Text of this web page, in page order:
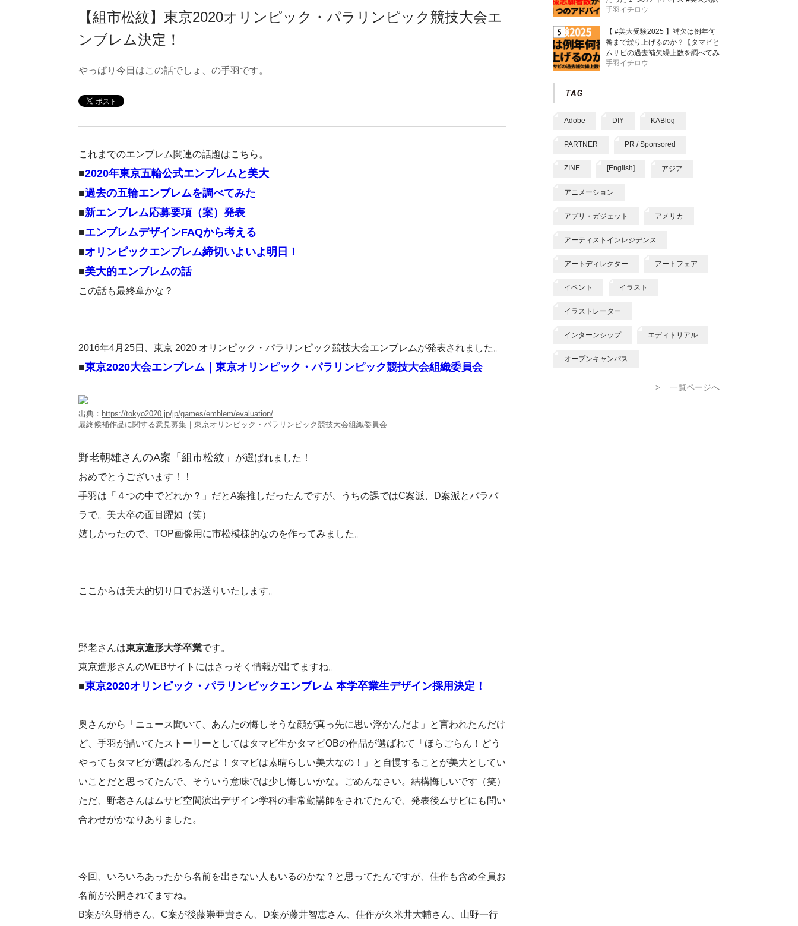
【組市松紋】東京2020オリンピック・パラリンピック競技大会エ
ンブレム決定！
やっぱり今日はこの話でしょ、の手羽です。
これまでのエンブレム関連の話題はこちら。
■2020年東京五輪公式エンブレムと美大
■過去の五輪エンブレムを調べてみた
■新エンブレム応募要項（案）発表
■エンブレムデザインFAQから考える
■オリンピックエンブレム締切いよいよ明日！
■美大的エンブレムの話
この話も最終章かな？
2016年4月25日、東京 2020 オリンピック・パラリンピック競技大会エンブレムが発表されました。
■東京2020大会エンブレム｜東京オリンピック・パラリンピック競技大会組織委員会
出典： https://tokyo2020.jp/jp/games/emblem/evaluation/
最終候補作品に関する意見募集｜東京オリンピック・パラリンピック競技大会組織委員会
野老朝雄さんのA案「組市松紋」
が選ばれました！
おめでとうございます！！
手羽は「４つの中でどれか？」だとA案推しだったんですが、うちの課ではC案派、D案派とバラバ
ラで。美大卒の面目躍如（笑）
嬉しかったので、TOP画像用に市松模様的なのを作ってみました。
ここからは美大的切り口でお送りいたします。
野老さんは東京造形大学卒業です。
東京造形さんのWEBサイトにはさっそく情報が出てますね。
■東京2020オリンピック・パラリンピックエンブレム 本学卒業生デザイン採用決定！
奥さんから「ニュース聞いて、あんたの悔しそうな顔が真っ先に思い浮かんだよ」と言われたんだけ
ど、手羽が描いてたストーリーとしてはタマビ生かタマビOBの作品が選ばれて「ほらごらん！どう
やってもタマビが選ばれるんだよ！タマビは素晴らしい美大なの！」と自慢することが美大としてい
いことだと思ってたんで、そういう意味では少し悔しいかな。ごめんなさい。結構悔しいです（笑）
ただ、野老さんはムサビ空間演出デザイン学科の非常勤講師をされてたんで、発表後ムサビにも問い
合わせがかなりありました。
今回、いろいろあったから名前を出さない人もいるのかな？と思ってたんですが、佳作も含め全員お
名前が公開されてますね。
B案が久野梢さん、C案が後藤崇亜貴さん、D案が藤井智恵さん、佳作が久米井大輔さん、山野一行
手羽イチロウ
【 #美大受験2025 】補欠は例年何
番まで繰り上げるのか？【タマビと
ムサビの過去補欠繰上数を調べてみ
た】
手羽イチロウ
Adobe DIY KABlog
PARTNER PR / Sponsored
ZINE [English] アジア
アニメーション
アプリ・ガジェット アメリカ
アーティストインレジデンス
アートディレクター アートフェア
イベント イラスト
イラストレーター
インターンシップ エディトリアル
オープンキャンパス
> 一覧ページへ